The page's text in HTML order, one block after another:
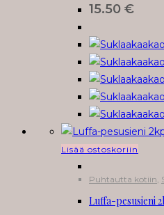
15.50 €
Lisää ostoskoriin
Puhtautta kotiin,
Luffa-pesusieni